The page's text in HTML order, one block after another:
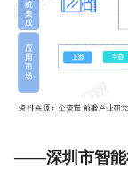
——深圳市智能